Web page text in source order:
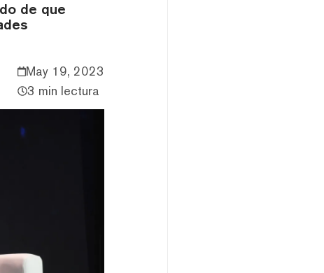
de que
May 19, 2023
3 min lectura